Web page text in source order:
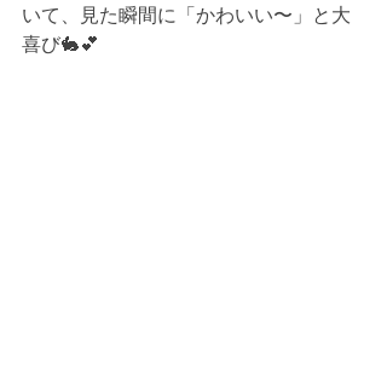
いて、見た瞬間に「かわいい〜」と大
喜び🐇💕